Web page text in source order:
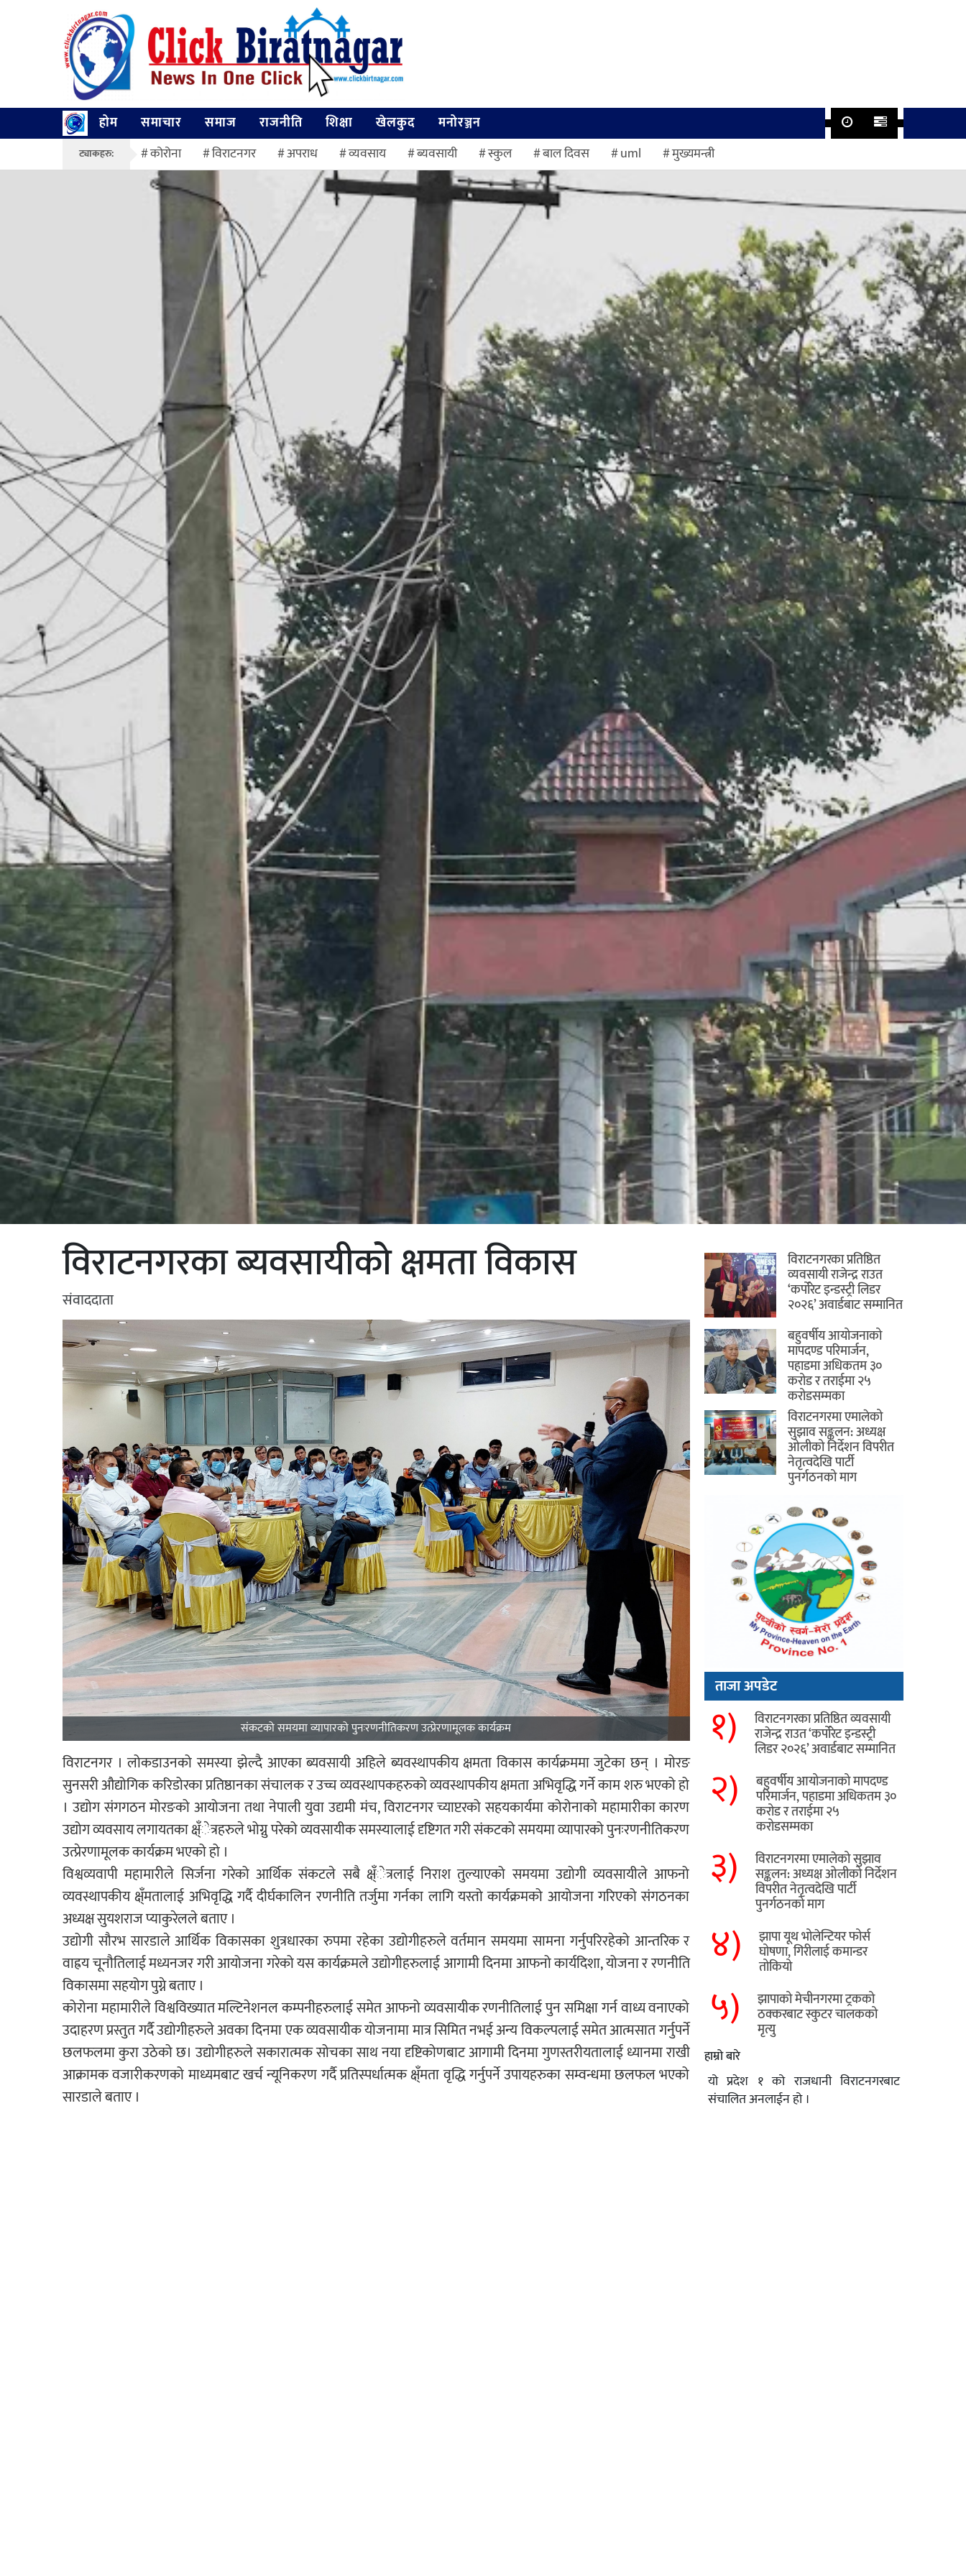
होम समाचार समाज राजनीति शिक्षा खेलकुद मनोरञ्जन
ट्याकहरु: कोरोना विराटनगर अपराध व्यवसाय ब्यवसायी स्कुल बाल दिवस uml मुख्यमन्त्री
विराटनगरका ब्यवसायीको क्षमता विकास
संवाददाता
संकटको समयमा व्यापारको पुनःरणनीतिकरण उत्प्रेरणामूलक कार्यक्रम
विराटनगर । लोकडाउनको समस्या झेल्दै आएका ब्यवसायी अहिले ब्यवस्थापकीय क्षमता विकास कार्यक्रममा जुटेका छन् । मोरङ
सुनसरी औद्योगिक करिडोरका प्रतिष्ठानका संचालक र उच्च व्यवस्थापकहरुको व्यवस्थापकीय क्षमता अभिवृद्धि गर्ने काम शरु भएको हो
। उद्योग संगगठन मोरङको आयोजना तथा नेपाली युवा उद्यमी मंच, विराटनगर च्याप्टरको सहयकार्यमा कोरोनाको महामारीका कारण
उद्योग व्यवसाय लगायतका क्ष्ँेत्रहरुले भोग्नु परेको व्यवसायीक समस्यालाई दृष्टिगत गरी संकटको समयमा व्यापारको पुनःरणनीतिकरण
उत्प्रेरणामूलक कार्यक्रम भएको हो ।
विश्वव्यवापी महामारीले सिर्जना गरेको आर्थिक संकटले सबै क्ष्ँेत्रलाई निराश तुल्याएको समयमा उद्योगी व्यवसायीले आफनो
व्यवस्थापकीय क्ष्ँमतालाई अभिवृद्धि गर्दै दीर्घकालिन रणनीति तर्जुमा गर्नका लागि यस्तो कार्यक्रमको आयोजना गरिएको संगठनका
अध्यक्ष सुयशराज प्याकुरेलले बताए ।
उद्योगी सौरभ सारडाले आर्थिक विकासका शुत्रधारका रुपमा रहेका उद्योगीहरुले वर्तमान समयमा सामना गर्नुपरिरहेको आन्तरिक र
वाह्रय चूनौतिलाई मध्यनजर गरी आयोजना गरेको यस कार्यक्रमले उद्योगीहरुलाई आगामी दिनमा आफनो कार्यदिशा, योजना र रणनीति
विकासमा सहयोग पुग्ने बताए ।
कोरोना महामारीले विश्वविख्यात मल्टिनेशनल कम्पनीहरुलाई समेत आफनो व्यवसायीक रणनीतिलाई पुन समिक्षा गर्न वाध्य वनाएको
उदाहरण प्रस्तुत गर्दै उद्योगीहरुले अवका दिनमा एक व्यवसायीक योजनामा मात्र सिमित नभई अन्य विकल्पलाई समेत आत्मसात गर्नुपर्ने
छलफलमा कुरा उठेको छ। उद्योगीहरुले सकारात्मक सोचका साथ नया दृष्टिकोणबाट आगामी दिनमा गुणस्तरीयतालाई ध्यानमा राखी
आक्रामक वजारीकरणको माध्यमबाट खर्च न्यूनिकरण गर्दै प्रतिस्पर्धात्मक क्ष्ँमता वृद्धि गर्नुपर्ने उपायहरुका सम्वन्धमा छलफल भएको
सारडाले बताए ।
विराटनगरका प्रतिष्ठित
व्यवसायी राजेन्द्र राउत
‘कर्पोरेट इन्डस्ट्री लिडर
२०२६’ अवार्डबाट सम्मानित
बहुवर्षीय आयोजनाको
मापदण्ड परिमार्जन,
पहाडमा अधिकतम ३०
करोड र तराईमा २५
करोडसम्मका
विराटनगरमा एमालेको
सुझाव सङ्कलन: अध्यक्ष
ओलीको निर्देशन विपरीत
नेतृत्वदेखि पार्टी
पुनर्गठनको माग
ताजा अपडेट
१) विराटनगरका प्रतिष्ठित व्यवसायी
राजेन्द्र राउत ‘कर्पोरेट इन्डस्ट्री
लिडर २०२६’ अवार्डबाट सम्मानित
२) बहुवर्षीय आयोजनाको मापदण्ड
परिमार्जन, पहाडमा अधिकतम ३०
करोड र तराईमा २५
करोडसम्मका
३) विराटनगरमा एमालेको सुझाव
सङ्कलन: अध्यक्ष ओलीको निर्देशन
विपरीत नेतृत्वदेखि पार्टी
पुनर्गठनको माग
४) झापा यूथ भोलेन्टियर फोर्स
घोषणा, गिरीलाई कमान्डर
तोकियो
५) ​झापाको मेचीनगरमा ट्रकको
ठक्करबाट स्कुटर चालकको
मृत्यु
हाम्रो बारे
यो प्रदेश १ को राजधानी विराटनगरबाट
संचालित अनलाईन हो ।